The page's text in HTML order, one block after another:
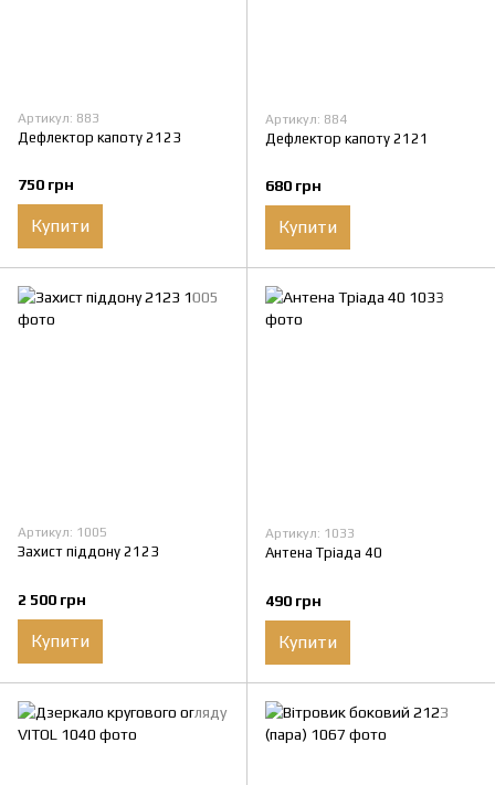
Артикул: 883
Дефлектор капоту 2123
750 грн
Купити
Артикул: 884
Дефлектор капоту 2121
680 грн
Купити
Артикул: 1005
Захист піддону 2123
2 500 грн
Купити
Артикул: 1033
Антена Тріада 40
490 грн
Купити